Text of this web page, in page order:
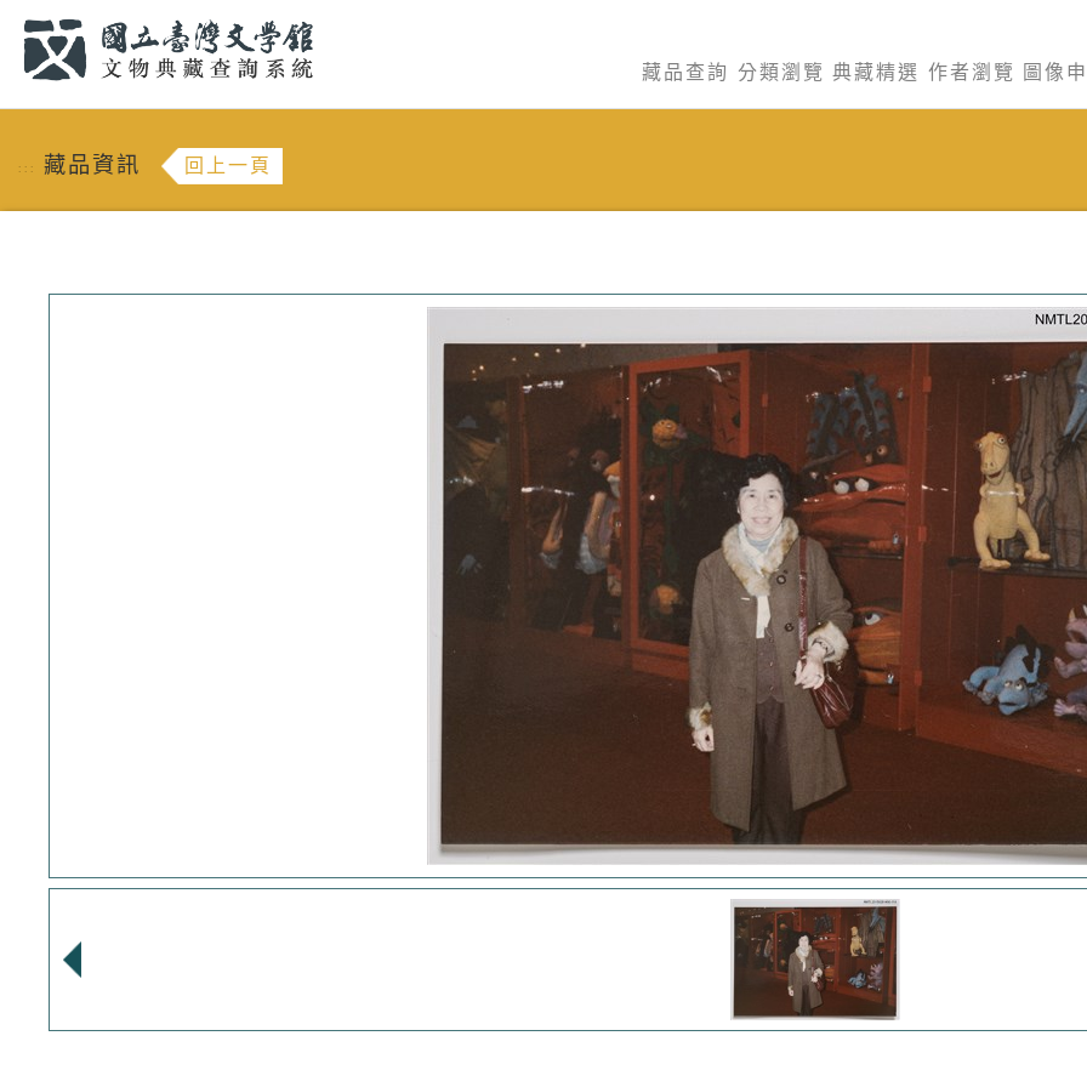
藏品查詢 分類瀏覽 典藏精選 作者瀏覽 圖像
::: 藏品資訊 回上一頁